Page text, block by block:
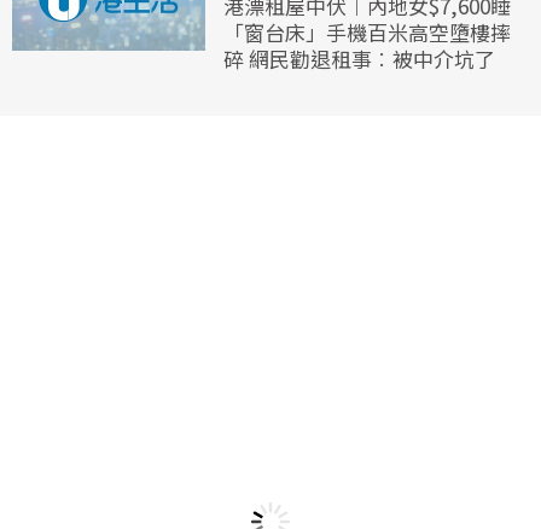
「窗台床」手機百米高空墮樓摔
碎 網民勸退租事︰被中介坑了